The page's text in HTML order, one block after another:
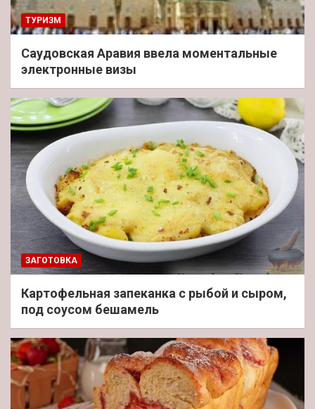
ТУРИЗМ
Саудовская Аравия ввела моментальные
электронные визы
ЗАГОТОВКА
Картофельная запеканка с рыбой и сыром,
под соусом бешамель